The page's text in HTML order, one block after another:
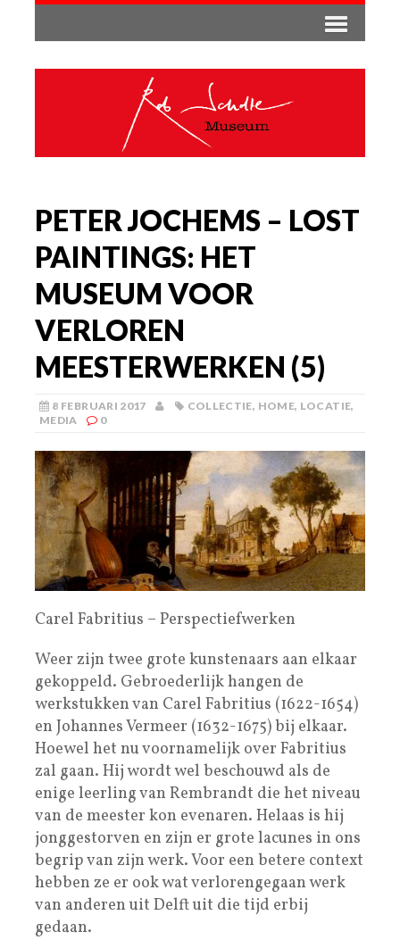
PETER JOCHEMS – LOST
PAINTINGS: HET
MUSEUM VOOR
VERLOREN
MEESTERWERKEN (5)
8 FEBRUARI 2017 COLLECTIE, HOME, LOCATIE,
MEDIA
0
Carel Fabritius – Perspectiefwerken
Weer zijn twee grote kunstenaars aan elkaar
gekoppeld. Gebroederlijk hangen de
werkstukken van Carel Fabritius (1622-1654)
en Johannes Vermeer (1632-1675) bij elkaar.
Hoewel het nu voornamelijk over Fabritius
zal gaan. Hij wordt wel beschouwd als de
enige leerling van Rembrandt die het niveau
van de meester kon evenaren. Helaas is hij
jonggestorven en zijn er grote lacunes in ons
begrip van zijn werk. Voor een betere context
hebben ze er ook wat verlorengegaan werk
van anderen uit Delft uit die tijd erbij
gedaan.